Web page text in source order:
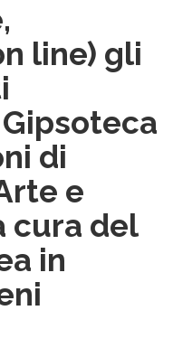
line) gli
di
e
cura del
in